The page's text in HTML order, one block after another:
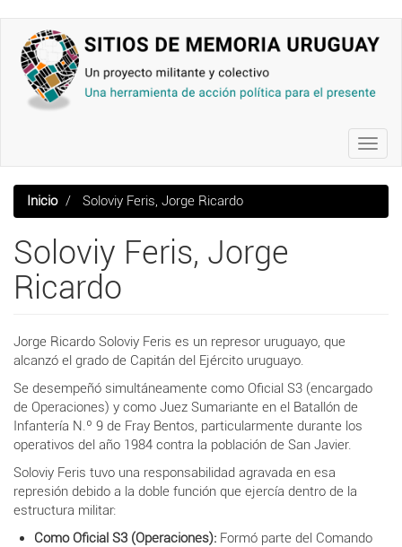
contenido
principal
Inicio Soloviy Feris, Jorge Ricardo
Soloviy Feris, Jorge
Ricardo
Jorge Ricardo Soloviy Feris es un represor uruguayo, que
alcanzó el grado de Capitán del Ejército uruguayo.
Se desempeñó simultáneamente como Oficial S3 (encargado
de Operaciones) y como Juez Sumariante en el Batallón de
Infantería N.º 9 de Fray Bentos, particularmente durante los
operativos del año 1984 contra la población de San Javier.
Soloviy Feris tuvo una responsabilidad agravada en esa
represión debido a la doble función que ejercía dentro de la
estructura militar:
Como Oficial S3 (Operaciones):Formó parte del Comando